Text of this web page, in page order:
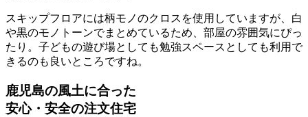
スキップフロアには柄モノのクロスを使用していますが、白
や黒のモノトーンでまとめているため、部屋の雰囲気にぴっ
たり。子どもの遊び場としても勉強スペースとしても利用で
きるのも良いところですね。
鹿児島の風土に合った
安心・安全の注文住宅